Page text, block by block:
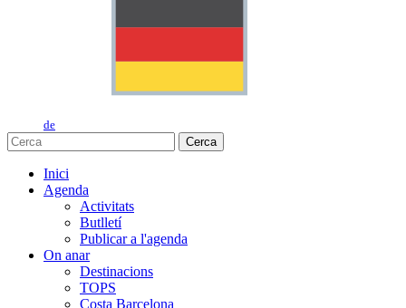
de
Cerca
Inici
Agenda
Activitats
Butlletí
Publicar a l'agenda
On anar
Destinacions
TOPS
Costa Barcelona